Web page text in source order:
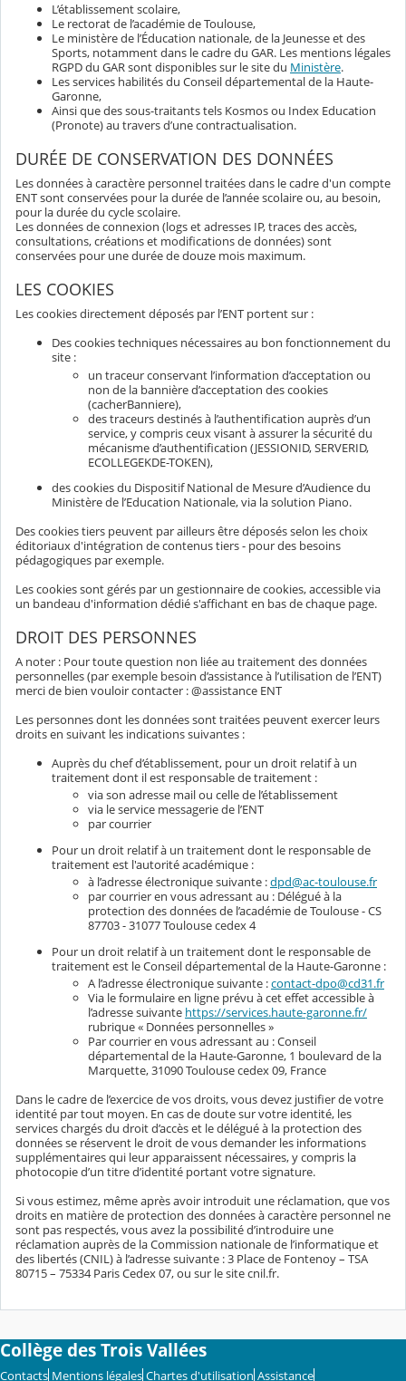
L’établissement scolaire,
Le rectorat de l’académie de Toulouse,
Le ministère de l’Éducation nationale, de la Jeunesse et des
Sports, notamment dans le cadre du GAR. Les mentions légales
RGPD du GAR sont disponibles sur le site du Ministère.
Les services habilités du Conseil départemental de la Haute-
Garonne,
Ainsi que des sous-traitants tels Kosmos ou Index Education
(Pronote) au travers d’une contractualisation.
DURÉE DE CONSERVATION DES DONNÉES
Les données à caractère personnel traitées dans le cadre d'un compte
ENT sont conservées pour la durée de l’année scolaire ou, au besoin,
pour la durée du cycle scolaire.
Les données de connexion (logs et adresses IP, traces des accès,
consultations, créations et modifications de données) sont
conservées pour une durée de douze mois maximum.
LES COOKIES
Les cookies directement déposés par l’ENT portent sur :
Des cookies techniques nécessaires au bon fonctionnement du
site :
un traceur conservant l’information d’acceptation ou
non de la bannière d’acceptation des cookies
(cacherBanniere),
des traceurs destinés à l’authentification auprès d’un
service, y compris ceux visant à assurer la sécurité du
mécanisme d’authentification (JESSIONID, SERVERID,
ECOLLEGEKDE-TOKEN),
des cookies du Dispositif National de Mesure d’Audience du
Ministère de l’Education Nationale, via la solution Piano.
Des cookies tiers peuvent par ailleurs être déposés selon les choix
éditoriaux d'intégration de contenus tiers - pour des besoins
pédagogiques par exemple.
Les cookies sont gérés par un gestionnaire de cookies, accessible via
un bandeau d'information dédié s'affichant en bas de chaque page.
DROIT DES PERSONNES
A noter : Pour toute question non liée au traitement des données
personnelles (par exemple besoin d’assistance à l’utilisation de l’ENT)
merci de bien vouloir contacter : @assistance ENT
Les personnes dont les données sont traitées peuvent exercer leurs
droits en suivant les indications suivantes :
Auprès du chef d’établissement, pour un droit relatif à un
traitement dont il est responsable de traitement :
via son adresse mail ou celle de l’établissement
via le service messagerie de l’ENT
par courrier
Pour un droit relatif à un traitement dont le responsable de
traitement est l'autorité académique :
à l’adresse électronique suivante :dpd@ac-toulouse.fr
par courrier en vous adressant au : Délégué à la
protection des données de l’académie de Toulouse - CS
87703 - 31077 Toulouse cedex 4
Pour un droit relatif à un traitement dont le responsable de
traitement est le Conseil départemental de la Haute-Garonne :
A l’adresse électronique suivante :contact-dpo@cd31.fr
Via le formulaire en ligne prévu à cet effet accessible à
l’adresse suivante https://services.haute-garonne.fr/
rubrique « Données personnelles »
Par courrier en vous adressant au : Conseil
départemental de la Haute-Garonne, 1 boulevard de la
Marquette, 31090 Toulouse cedex 09, France
Dans le cadre de l’exercice de vos droits, vous devez justifier de votre
identité par tout moyen. En cas de doute sur votre identité, les
services chargés du droit d’accès et le délégué à la protection des
données se réservent le droit de vous demander les informations
supplémentaires qui leur apparaissent nécessaires, y compris la
photocopie d’un titre d’identité portant votre signature.
Si vous estimez, même après avoir introduit une réclamation, que vos
droits en matière de protection des données à caractère personnel ne
sont pas respectés, vous avez la possibilité d’introduire une
réclamation auprès de la Commission nationale de l’informatique et
des libertés (CNIL) à l’adresse suivante : 3 Place de Fontenoy – TSA
80715 – 75334 Paris Cedex 07, ou sur le site cnil.fr.
Collège des Trois Vallées
Contacts Mentions légales Chartes d'utilisation Assistance